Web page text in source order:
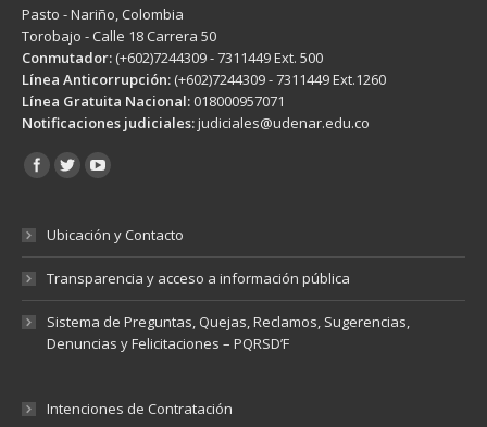
Pasto - Nariño, Colombia
Torobajo - Calle 18 Carrera 50
Conmutador: (+602)7244309 - 7311449 Ext. 500
Línea Anticorrupción: (+602)7244309 - 7311449 Ext.1260
Línea Gratuita Nacional: 018000957071
Notificaciones judiciales:judiciales@udenar.edu.co
Encuéntranos en:
Ubicación y Contacto
Transparencia y acceso a información pública
Sistema de Preguntas, Quejas, Reclamos, Sugerencias,
Denuncias y Felicitaciones – PQRSD’F
Intenciones de Contratación